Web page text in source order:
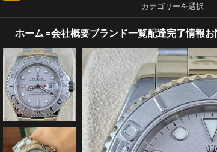
カテゴリーを選択
ホーム =会社概要ブランド一覧配達完了情報